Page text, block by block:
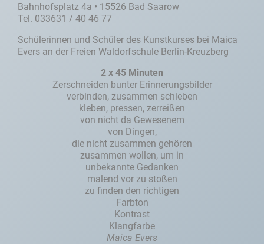
Bahnhofsplatz 4a • 15526 Bad Saarow
Tel. 033631 / 40 46 77
Schülerinnen und Schüler des Kunstkurses bei Maica
Evers an der Freien Waldorfschule Berlin-Kreuzberg
2 x 45 Minuten
Zerschneiden bunter Erinnerungsbilder
verbinden, zusammen schieben
kleben, pressen, zerreißen
von nicht da Gewesenem
von Dingen,
die nicht zusammen gehören
zusammen wollen, um in
unbekannte Gedanken
malend vor zu stoßen
zu finden den richtigen
Farbton
Kontrast
Klangfarbe
Maica Evers